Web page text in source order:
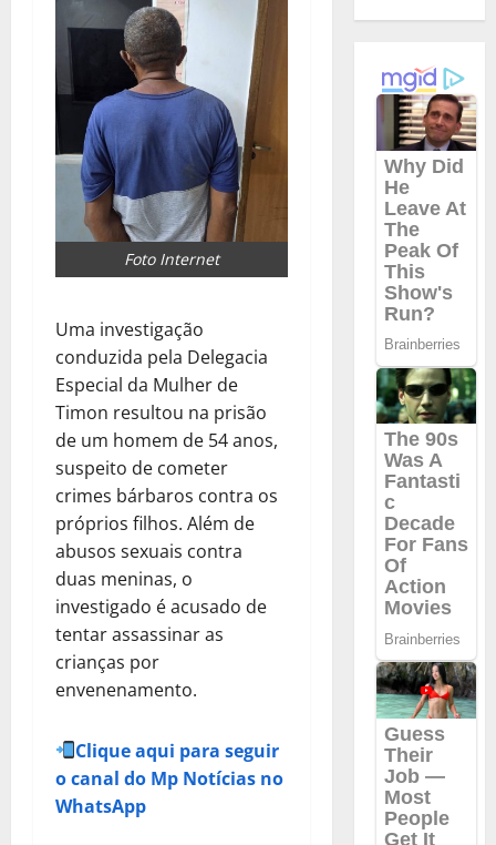
Foto Internet
Uma investigação
conduzida pela Delegacia
Especial da Mulher de
Timon resultou na prisão
de um homem de 54 anos,
suspeito de cometer
crimes bárbaros contra os
próprios filhos. Além de
abusos sexuais contra
duas meninas, o
investigado é acusado de
tentar assassinar as
crianças por
envenenamento.
Clique aqui para seguir
o canal do Mp Notícias no
WhatsApp